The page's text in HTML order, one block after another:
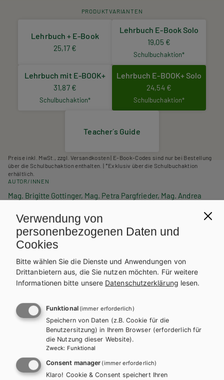
PRODUKTVARIANTEN
Lehrbuch + E-Book
25,17 €
Lehrbuch E-Book Solo
19,05 €
Schulbuchaktion*
Lehrbuch mit E-BOOK+
31,87 €
Schulbuchaktion*
Lehrbuch E-BOOK+ Solo
24,54 €
Schulbuchaktion*
Teacher´s Guide
Preise inkl. MwSt., zzgl. Versandkosten | E-Book-Codes sind nur bei Bestellung
über die Schulbuchaktion enthalten. | *Exklusiv über die Schulbuchaktion
erhältlich.
AUTOR/INNEN
Mag. Brigitte Gottinger, Mag. Petra Pargfrieder, Mag. Andrea
BESCHREIBUNG
Dieses Werk ist über die Schulbuchaktion ohne gedrucktes
Buch als E-BOOK+ Solo erhältlich. Bei Bestellung unter der
entsprechenden Schulbuchnummer erhalten Sie einen
individuellen Zugangscode. Dieser kann auf digi4school.at
eingelöst werden. Das E-BOOK+ Solo wird dort Ihrem digitalen
Exklusiv über die Schulbuchaktion
erhältlich.
Verwendung von
personenbezogenen Daten und
Cookies
Bitte wählen Sie die Dienste und Anwendungen von
Drittanbietern aus, die Sie nutzen möchten. Für weitere
Informationen bitte unsere Datenschutzerklärung lesen.
Funktional (immer erforderlich)
Speichern von Daten (z.B. Cookie für die
Benutzersitzung) in Ihrem Browser (erforderlich für
die Nutzung dieser Website).
Zweck: Funktional
Consent manager (immer erforderlich)
Klaro! Cookie & Consent speichert Ihren